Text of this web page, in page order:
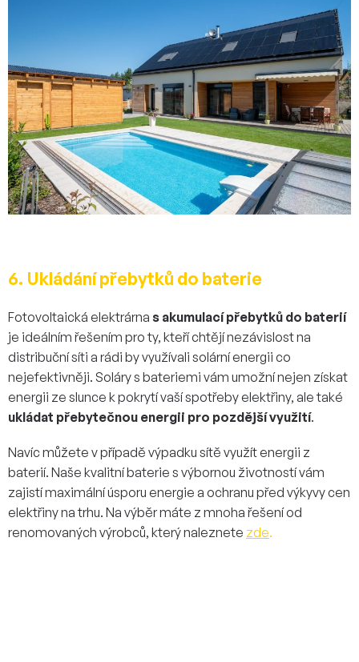
6. Ukládání přebytků do baterie
Fotovoltaická elektrárna s akumulací přebytků do baterií
je ideálním řešením pro ty, kteří chtějí nezávislost na
distribuční síti a rádi by využívali solární energii co
nejefektivněji. Soláry s bateriemi vám umožní nejen získat
energii ze slunce k pokrytí vaší spotřeby elektřiny, ale také
ukládat přebytečnou energii pro pozdější využití.
Navíc můžete v případě výpadku sítě využít energii z
baterií. Naše kvalitní baterie s výbornou životností vám
zajistí maximální úsporu energie a ochranu před výkyvy cen
elektřiny na trhu. Na výběr máte z mnoha řešení od
renomovaných výrobců, který naleznete zde.